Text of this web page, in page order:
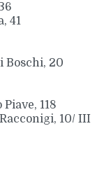
41
Boschi, 20
118
10/ III